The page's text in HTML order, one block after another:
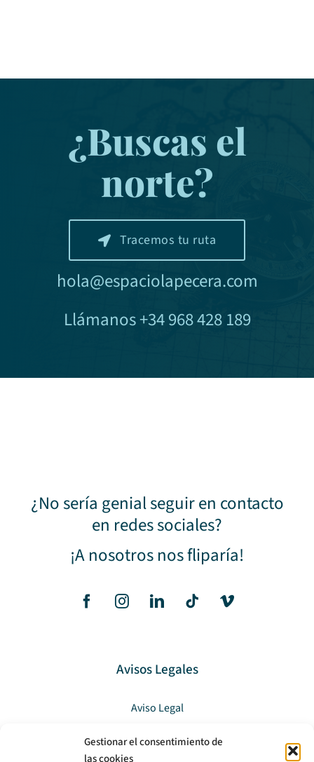
Gestionar el consentimiento de
las cookies
¿Buscas el
norte?
Tracemos tu ruta
hola@espaciolapecera.com
Llámanos +34 968 428 189
¿No sería genial seguir en contacto
en redes sociales?
¡A nosotros nos fliparía!
Avisos Legales
Aviso Legal
Política de privacidad